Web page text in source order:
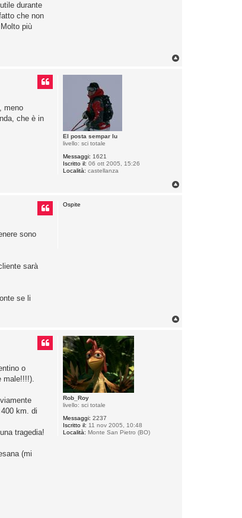
durante
che non
più
El posta sempar lu
livello: sci totale
Messaggi: 1621
Iscritto il: 06 ott 2005, 15:26
Località: castellanza
meno
che è in
Ospite
sono
sarà
se li
Rob_Roy
livello: sci totale
Messaggi: 2237
Iscritto il: 11 nov 2005, 10:48
Località: Monte San Pietro (BO)
o
male!!!!).
km. di
tragedia!
(mi